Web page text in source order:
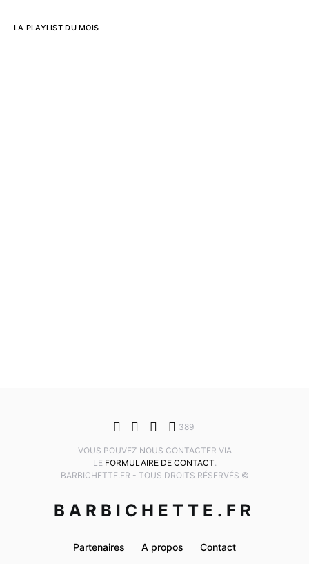
LA PLAYLIST DU MOIS
389
VOUS POUVEZ NOUS CONTACTER VIA
LE FORMULAIRE DE CONTACT.
BARBICHETTE.FR - TOUS DROITS RÉSERVÉS ©
BARBICHETTE.FR
Partenaires A propos Contact